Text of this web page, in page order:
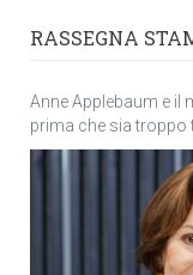
RASSEGNA
Anne Applebaum e il
prima che sia troppo